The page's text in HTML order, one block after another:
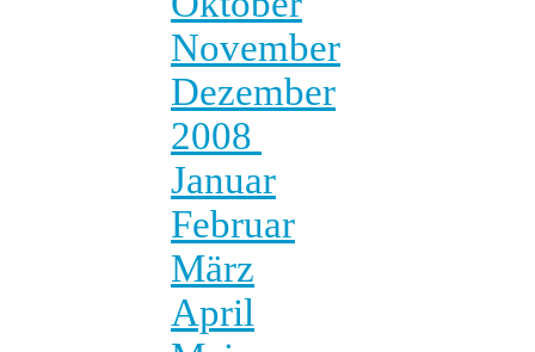
November
Dezember
2008
Januar
Februar
März
April